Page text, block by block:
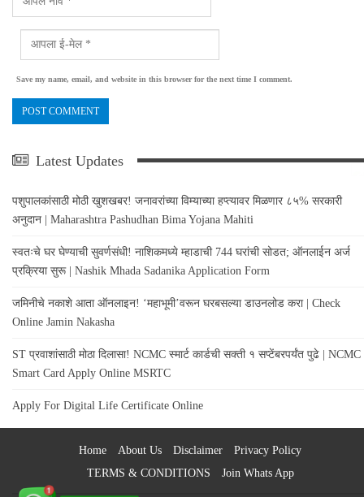
Save my name, email, and website in this browser for the next time I comment.
Latest Updates
पशुपालकांसाठी मोठी खुशखबर! जनावरांच्या विम्याच्या हप्त्यावर मिळणार ८५% सरकारी
अनुदान | Maharashtra Pashudhan Bima Yojana Mahiti
स्वतःचे घर घेण्याची सुवर्णसंधी! नाशिकमध्ये म्हाडाची 744 घरांची सोडत; ऑनलाईन अर्ज
प्रक्रिया सुरू | Nashik Mhada Sadanika Application Form
जमिनीचे नकाशे आता ऑनलाइन! ‘महाभूमी’वरून घरबसल्या डाउनलोड करा | Check
Online Jamin Nakasha
ST प्रवाशांसाठी मोठा दिलासा! NCMC स्मार्ट कार्डची सक्ती १ सप्टेंबरपर्यंत पुढे | NCMC
Smart Card Apply Online MSRTC
Apply For Digital Life Certificate Online
Home About Us Disclaimer
Privacy Policy
TERMS & CONDITIONS
Join Whats App